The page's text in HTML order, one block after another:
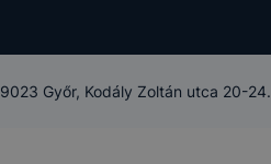
9023 Győr, Kodály Zoltán utca 20-24.